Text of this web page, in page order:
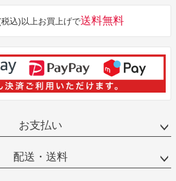
込)以上お買上げで送料無料
お支払い
配送・送料